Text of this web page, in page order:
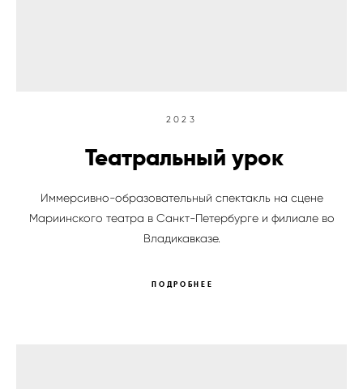
2023
Театральный урок
Иммерсивно-образовательный спектакль на сцене
Мариинского театра в Санкт-Петербурге и филиале во
Владикавказе.
ПОДРОБНЕЕ